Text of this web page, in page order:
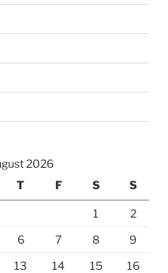
2026
T F S S
1
2
6 7 8
9
13 14 15
16